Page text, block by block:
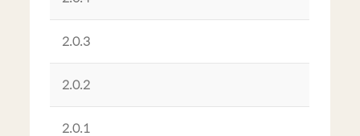
2.0.3
2.0.2
2.0.1